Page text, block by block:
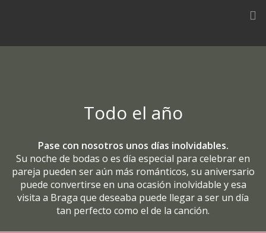
Todo el año
Pase con nosotros unos días inolvidables.
Su noche de bodas o es día especial para celebrar en
pareja pueden ser aún más románticos, su aniversario
puede convertirse en una ocasión inolvidable y esa
visita a Braga que deseaba puede llegar a ser un día
tan perfecto como el de la canción.